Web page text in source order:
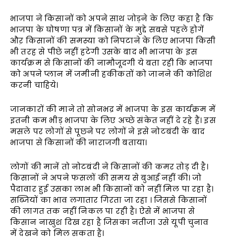
भाजपा ने किसानों को अपने साथ जोड़ने के लिए कहा है कि
भाजपा के घोषणा पत्र में किसानों के मुद्दे सबसे पहले होगें
औऱ किसानों की समस्या को निपटाने के लिए भाजपा किसी
भी तरह से पीछे नहीं हटेगी उसके बाद भी भाजपा के इस
कार्यक्रम से किसानों की नामौजूदगी ये बता रही कि भाजपा
को अपने प्लान में जमीनी हकीकतों को जानने की कोशिश
करनी चाहिये।
जानकारों की माने तो सोनभद्र में भाजपा के इस कार्यक्रम में
इतनी कम भीड़ भाजपा के लिए अच्छे संकेत नहीं दे रहे हैं। इस
मसले पर लोगों से पूछने पर लोगों ने इसे नोटबंदी के बाद
भाजपा से किसानों की नाराजगी बताया।
लोगों की मानें तो नोटबंदी ने किसानों की कमर तोड़ दी है।
किसानों ने अपने फसलों की समय से बुआई नहीं की। जो
पैदावार हुई उसका लाभ भी किसानों को नहीं मिल पा रहा है।
सब्जियों का भाव लगातार गिरता जा रहा । जिससे किसानों
की लागत तक नहीं निकल पा रही है। ऐसे में भाजपा से
किसान नाखुश दिख रहा है जिसका नतीजा उसे यूपी चुनाव
में देखने को मिल सकता है।